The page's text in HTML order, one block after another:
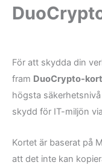
För att skydda din
fram DuoCrypto-
högsta
skydd för IT-miljön via
Kortet är baserat på
att det inte kan